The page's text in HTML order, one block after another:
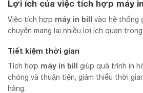
Lợi ích của việc tích hợp máy
Việc tích hợp máy in bill vào hệ thống
chuyển mang lại nhiều lợi ích quan trọng.
Tiết kiệm thời gian
Tích hợp máy in bill giúp quá trình in
chóng và thuận tiện, giảm thiểu thời
hàng.